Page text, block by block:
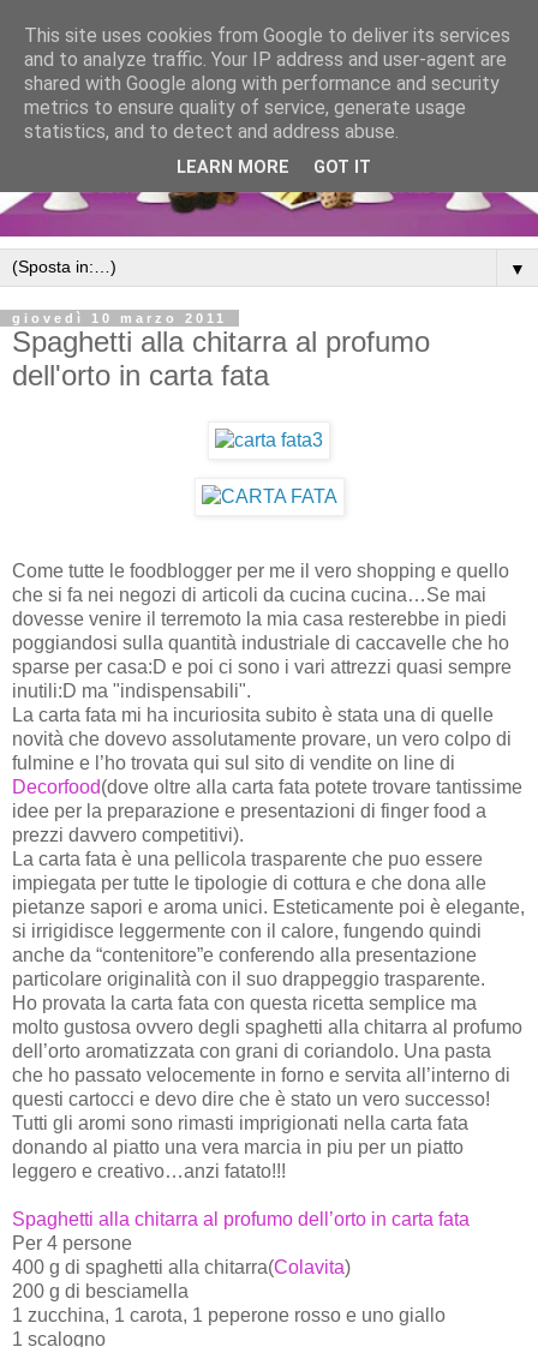
▼
giovedì 10 marzo 2011
Spaghetti alla chitarra al profumo
dell'orto in carta fata
Come tutte le foodblogger per me il vero shopping e quello
che si fa nei negozi di articoli da cucina cucina…Se mai
dovesse venire il terremoto la mia casa resterebbe in piedi
poggiandosi sulla quantità industriale di caccavelle che ho
sparse per casa:D e poi ci sono i vari attrezzi quasi sempre
inutili:D ma "indispensabili".
La carta fata mi ha incuriosita subito è stata una di quelle
novità che dovevo assolutamente provare, un vero colpo di
fulmine e l’ho trovata qui sul sito di vendite on line di
Decorfood(dove oltre alla carta fata potete trovare tantissime
idee per la preparazione e presentazioni di finger food a
prezzi davvero competitivi).
La carta fata è una pellicola trasparente che puo essere
impiegata per tutte le tipologie di cottura e che dona alle
pietanze sapori e aroma unici. Esteticamente poi è elegante,
si irrigidisce leggermente con il calore, fungendo quindi
anche da “contenitore”e conferendo alla presentazione
particolare originalità con il suo drappeggio trasparente.
Ho provata la carta fata con questa ricetta semplice ma
molto gustosa ovvero degli spaghetti alla chitarra al profumo
dell’orto aromatizzata con grani di coriandolo. Una pasta
che ho passato velocemente in forno e servita all’interno di
questi cartocci e devo dire che è stato un vero successo!
Tutti gli aromi sono rimasti imprigionati nella carta fata
donando al piatto una vera marcia in piu per un piatto
leggero e creativo…anzi fatato!!!
Spaghetti alla chitarra al profumo dell’orto in carta fata
Per 4 persone
400 g di spaghetti alla chitarra(Colavita)
200 g di besciamella
1 zucchina, 1 carota, 1 peperone rosso e uno giallo
1 scalogno
This site uses cookies from Google to deliver its services
and to analyze traffic. Your IP address and user-agent are
shared with Google along with performance and security
metrics to ensure quality of service, generate usage
statistics, and to detect and address abuse.
LEARN MORE GOT IT